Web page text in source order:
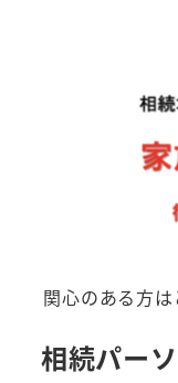
関心のある方は
相続パー